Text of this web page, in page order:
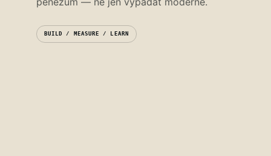
BUILD / MEASURE / LEARN